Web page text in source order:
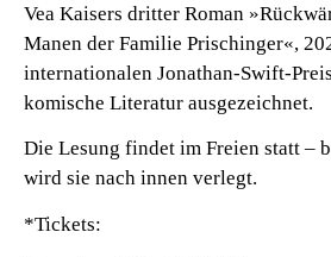
Vea Kaisers dritter Roman
Manen der Familie Prischinger«,
internationalen Jonathan-Swift-
komische Literatur ausgezeichnet.
Die Lesung findet im Freien statt –
wird sie nach innen verlegt.
*Tickets: